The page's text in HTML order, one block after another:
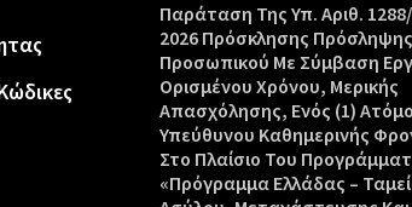
Παράταση Της Υπ. Αριθ.
2026 Πρόσκλησης Πρόσληψης
Προσωπικού Με Σύμβαση
Ορισμένου Χρόνου, Μερικής
Απασχόλησης, Ενός (1)
Υπεύθυνου Καθημερινής
Στο Πλαίσιο Του
«Πρόγραμμα Ελλάδας –